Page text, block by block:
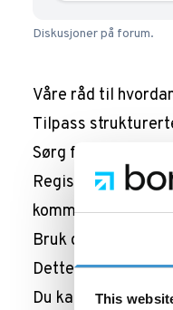
This
Diskusjoner på forum.
Våre råd til
Tilpass
Sørg for at
Registrerer hvilke
kommet.
Bruk disse
Dette kan
Du kan lese mer